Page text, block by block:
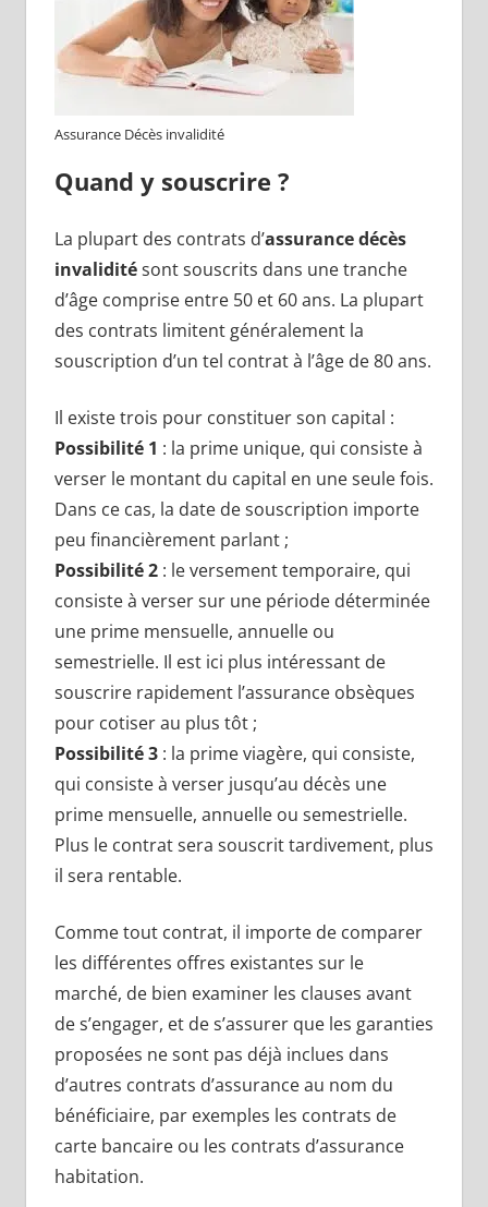
Assurance Décès invalidité
Quand y souscrire ?
La plupart des contrats d’assurance décès
invaliditésont souscrits dans une tranche
d’âge comprise entre 50 et 60 ans. La plupart
des contrats limitent généralement la
souscription d’un tel contrat à l’âge de 80 ans.
Il existe trois pour constituer son capital :
Possibilité 1 : la prime unique, qui consiste à
verser le montant du capital en une seule fois.
Dans ce cas, la date de souscription importe
peu financièrement parlant ;
Possibilité 2: le versement temporaire, qui
consiste à verser sur une période déterminée
une prime mensuelle, annuelle ou
semestrielle. Il est ici plus intéressant de
souscrire rapidement l’assurance obsèques
pour cotiser au plus tôt ;
Possibilité 3: la prime viagère, qui consiste,
qui consiste à verser jusqu’au décès une
prime mensuelle, annuelle ou semestrielle.
Plus le contrat sera souscrit tardivement, plus
il sera rentable.
Comme tout contrat, il importe de comparer
les différentes offres existantes sur le
marché, de bien examiner les clauses avant
de s’engager, et de s’assurer que les garanties
proposées ne sont pas déjà inclues dans
d’autres contrats d’assurance au nom du
bénéficiaire, par exemples les contrats de
carte bancaire ou les contrats d’assurance
habitation.